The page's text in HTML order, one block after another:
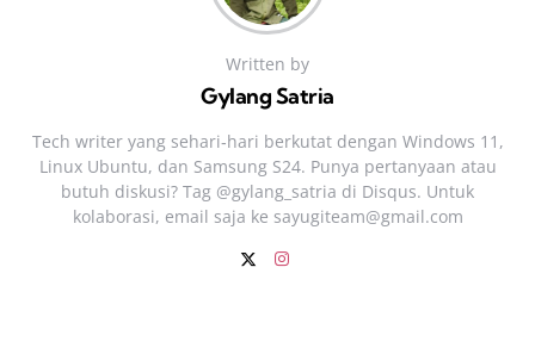
Written by
Gylang Satria
Tech writer yang sehari‑hari berkutat dengan Windows 11,
Linux Ubuntu, dan Samsung S24. Punya pertanyaan atau
butuh diskusi? Tag @gylang_satria di Disqus. Untuk
kolaborasi, email saja ke sayugiteam@gmail.com